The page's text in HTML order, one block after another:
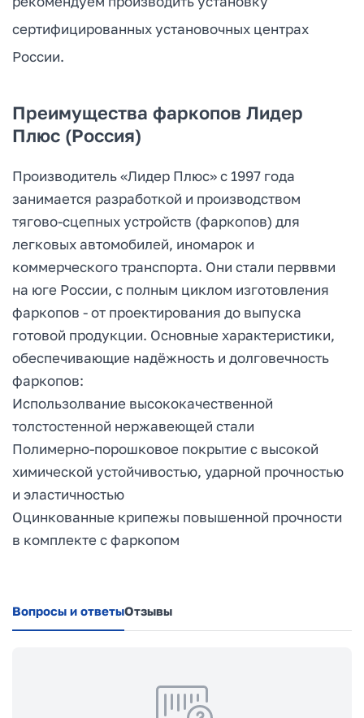
сертифицированных установочных центрах
России.
Преимущества фаркопов Лидер
Плюс (Россия)
Производитель «Лидер Плюс» с 1997 года
занимается разработкой и производством
тягово-сцепных устройств (фаркопов) для
легковых автомобилей, иномарок и
коммерческого транспорта. Они стали перввми
на юге России, с полным циклом изготовления
фаркопов - от проектирования до выпуска
готовой продукции. Основные характеристики,
обеспечивающие надёжность и долговечность
фаркопов:
Использолвание высококачественной
толстостенной нержавеющей стали
Полимерно-порошковое покрытие с высокой
химической устойчивостью, ударной прочностью
и эластичностью
Оцинкованные крипежы повышенной прочности
в комплекте с фаркопом
Вопросы и ответыОтзывы